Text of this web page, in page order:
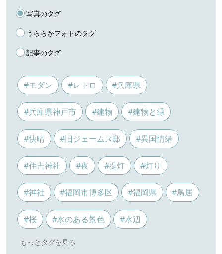
写真のタグ
うららかフォトのタグ
記事のタグ
#モダン #レトロ #兵庫県
#兵庫県神戸市 #建物 #建物と緑
#快晴 #旧ジェームス邸 #異国情緒
#住吉神社 #夜 #提灯 #灯り
#神社 #福岡市博多区 #福岡県 #鳥居
#桜 #水のある景色 #水辺